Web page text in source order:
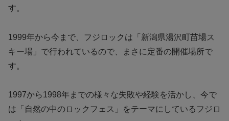
す。
1999年から今まで、フジロックは「新潟県湯沢町苗場ス
キー場」で行われているので、まさに定番の開催場所で
す。
1997から1998年までの様々な失敗や経験を活かし、今で
は「自然の中のロックフェス」をテーマにしているフジロ